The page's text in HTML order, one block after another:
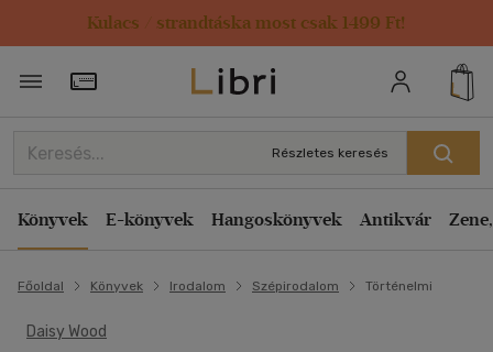
Kulacs / strandtáska most csak 1499 Ft!
Törzsvásárlói Kártya adatai
Részletes keresés
Könyvek E-könyvek Hangoskönyvek Antikvár
Főoldal Könyvek Irodalom Szépirodalom Történelmi
Daisy Wood